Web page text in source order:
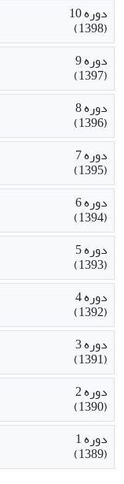
دوره 10
(1398)
دوره 9
(1397)
دوره 8
(1396)
دوره 7
(1395)
دوره 6
(1394)
دوره 5
(1393)
دوره 4
(1392)
دوره 3
(1391)
دوره 2
(1390)
دوره 1
(1389)